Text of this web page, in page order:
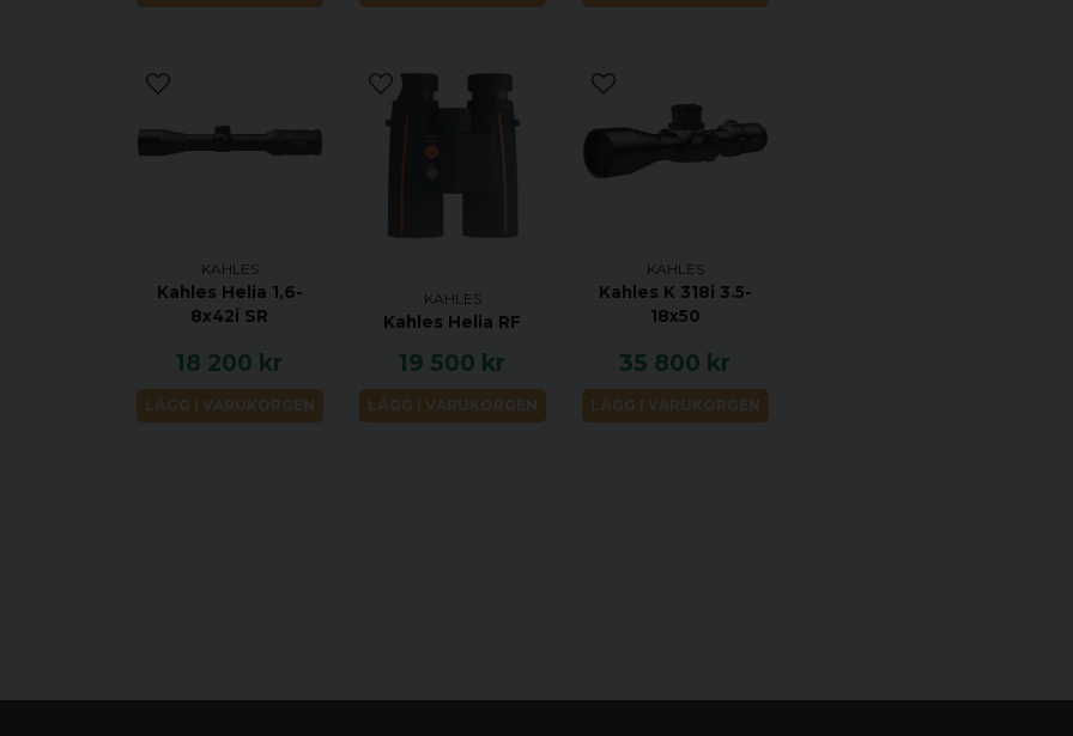
KAHLES
Kahles Helia 1,6-
8x42i SR
18 200 kr
LÄGG I VARUKORGEN
KAHLES
Kahles Helia RF
19 500 kr
LÄGG I VARUKORGEN
KAHLES
Kahles K 318i 3.5-
18x50
35 800 kr
LÄGG I VARUKORGEN